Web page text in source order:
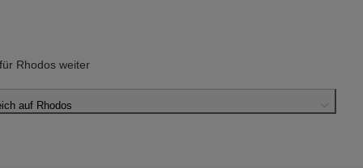
Rhodos weiter
auf Rhodos